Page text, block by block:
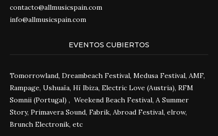
contacto@allmusicspain.com
info@allmusicspain.com
EVENTOS CUBIERTOS
Tomorrowland, Dreambeach Festival, Medusa Festival, AMF,
Rampage, Ushuaïa, Hï Ibiza, Electric Love (Austria), RFM
Somnii (Portugal) , Weekend Beach Festival, A Summer
Story, Primavera Sound, Fabrik, Abroad Festival, elrow,
Brunch Electronik, etc